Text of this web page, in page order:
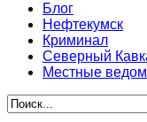
Блог
Нефтекумск
Криминал
Северный
Местные